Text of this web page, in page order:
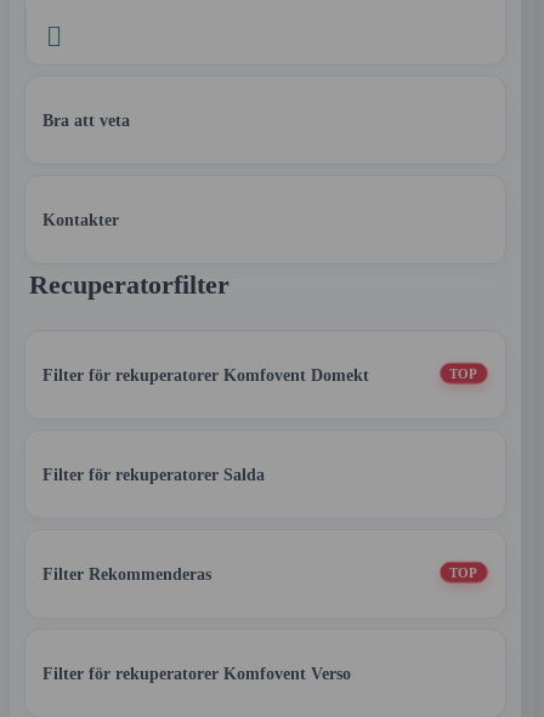

Bra att veta
Kontakter
Recuperatorfilter
Filter för rekuperatorer Komfovent Domekt TOP
Filter för rekuperatorer Salda
Filter Rekommenderas TOP
Filter för rekuperatorer Komfovent Verso